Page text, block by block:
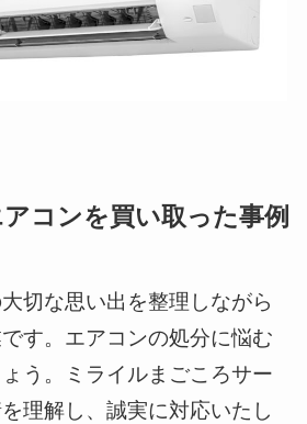
コンを買い取った事例
切な思い出を整理しながら
す。エアコンの処分に悩む
う。ミライルまごころサー
理解し、誠実に対応いたし